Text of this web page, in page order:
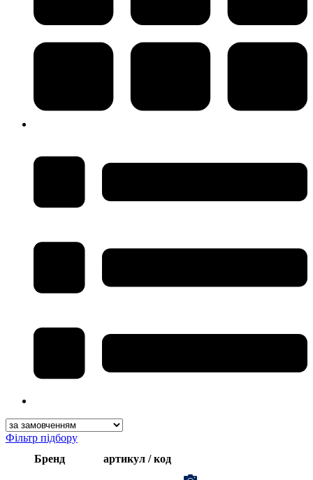
Фільтр підбору
Бренд
артикул / код